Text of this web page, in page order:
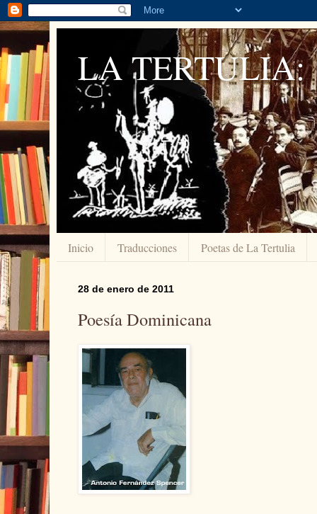
LA TERTULIA:
Inicio Traducciones Poetas de La Tertulia
28 de enero de 2011
Poesía Dominicana